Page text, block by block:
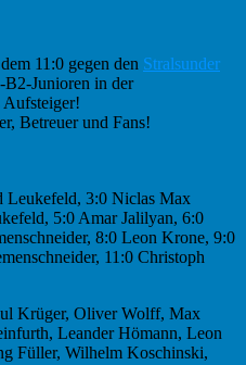
11:0 gegen den Stralsunder
B2-Junioren in der
Aufsteiger!
Betreuer und Fans!
Leukefeld, 3:0 Niclas Max
5:0 Amar Jalilyan, 6:0
8:0 Leon Krone, 9:0
11:0 Christoph
Krüger, Oliver Wolff, Max
Leander Hömann, Leon
Füller, Wilhelm Koschinski,